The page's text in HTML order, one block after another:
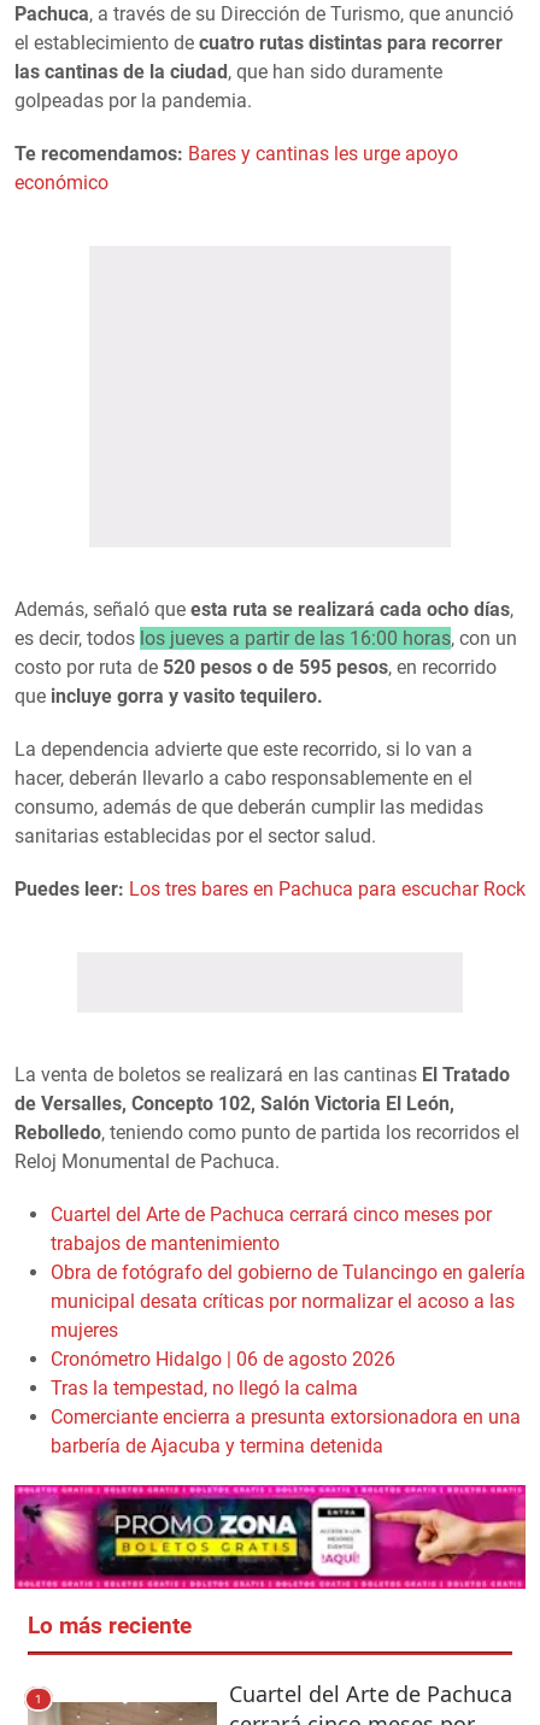
Pachuca, a través de su Dirección de Turismo, que anunció
el establecimiento de cuatro rutas distintas para recorrer
las cantinas de la ciudad, que han sido duramente
golpeadas por la pandemia.
Te recomendamos: Bares y cantinas les urge apoyo
económico
Además, señaló que esta ruta se realizará cada ocho días,
es decir, todos los jueves a partir de las 16:00 horas, con un
costo por ruta de 520 pesos o de 595 pesos, en recorrido
que incluye gorra y vasito tequilero.
La dependencia advierte que este recorrido, si lo van a
hacer, deberán llevarlo a cabo responsablemente en el
consumo, además de que deberán cumplir las medidas
sanitarias establecidas por el sector salud.
Puedes leer: Los tres bares en Pachuca para escuchar Rock
La venta de boletos se realizará en las cantinas El Tratado
de Versalles, Concepto 102, Salón Victoria El León,
Rebolledo, teniendo como punto de partida los recorridos el
Reloj Monumental de Pachuca.
Cuartel del Arte de Pachuca cerrará cinco meses por
trabajos de mantenimiento
Obra de fotógrafo del gobierno de Tulancingo en galería
municipal desata críticas por normalizar el acoso a las
mujeres
Cronómetro Hidalgo | 06 de agosto 2026
Tras la tempestad, no llegó la calma
Comerciante encierra a presunta extorsionadora en una
barbería de Ajacuba y termina detenida
Lo más reciente
1
Cuartel del Arte de Pachuca